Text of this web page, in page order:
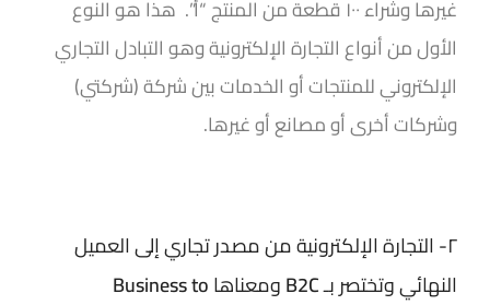
غيرها وشراء ١٠٠ قطعة من المنتج “أ”. هذا هو النوع
الأول من أنواع التجارة الإلكترونية وهو التبادل التجاري
الإلكتروني للمنتجات أو الخدمات بين شركة (شركتي)
وشركات أخرى أو مصانع أو غيرها.
٢- التجارة الإلكترونية من مصدر تجاري إلى العميل
النهائي وتختصر بـB2CومعناهاBusiness to